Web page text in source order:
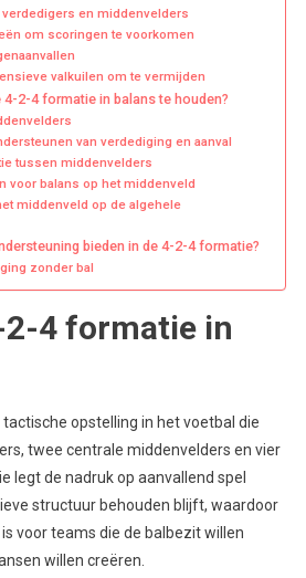
en middenvelders
om scoringen te voorkomen
valkuilen om te vermijden
2-4 formatie in balans te houden?
van verdediging en aanval
tussen middenvelders
voor balans op het middenveld
middenveld op de algehele
bieden in de 4-2-4 formatie?
zonder bal
2-4 formatie in
opstelling in het voetbal die
twee centrale middenvelders en vier
legt de nadruk op aanvallend spel
structuur behouden blijft, waardoor
voor teams die de balbezit willen
willen creëren.